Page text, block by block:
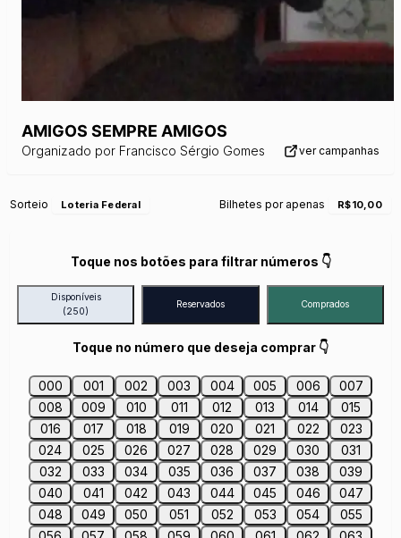
AMIGOS SEMPRE AMIGOS
Organizado por Francisco Sérgio Gomes ver campanhas
Sorteio Loteria Federal Bilhetes por apenas R$10,00
Toque nos botões para filtrar números 👇
Disponíveis
(250)
Reservados Comprados
Toque no número que deseja comprar 👇
000 001 002 003 004 005 006
007
008
009 010 011 012 013 014
015
016
017 018 019 020 021 022
023
024
025 026 027 028 029 030
031
032
033 034 035 036 037 038
039
040
041 042 043 044 045 046
047
048
049 050 051 052 053 054
055